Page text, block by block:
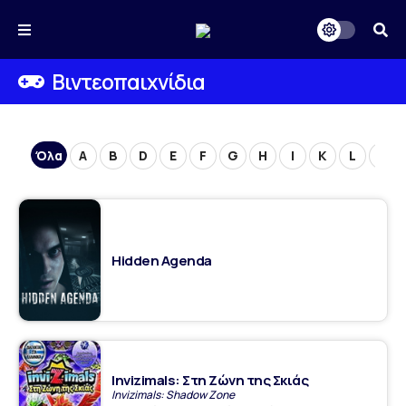
Βιντεοπαιχνίδια
Όλα A B D E F G H I K L
Hidden Agenda
Invizimals: Στη Ζώνη της Σκιάς
Invizimals: Shadow Zone